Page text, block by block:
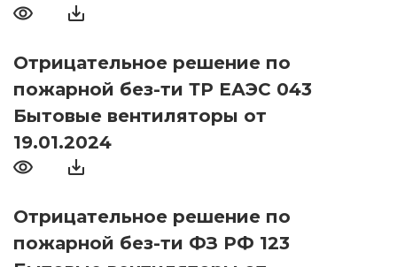
Отрицательное решение по
пожарной без-ти ТР ЕАЭС 043
Бытовые вентиляторы от
19.01.2024
Отрицательное решение по
пожарной без-ти ФЗ РФ 123